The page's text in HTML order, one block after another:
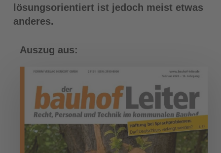
lösungsorientiert ist jedoch meist etwas
anderes.
Auszug aus: